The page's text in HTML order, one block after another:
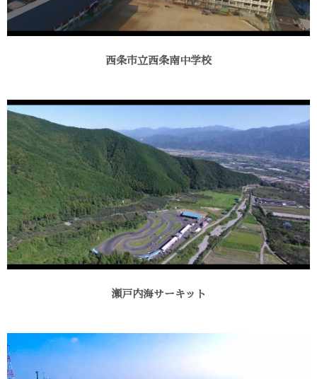
西条市立西条南中学校
瀬戸内海サーキット